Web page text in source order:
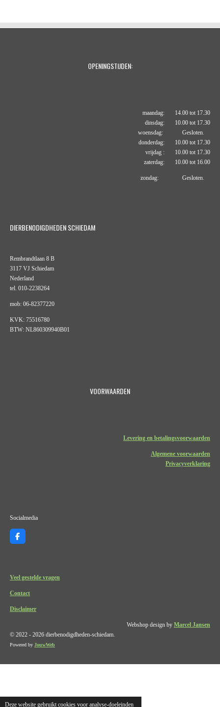
Deze website gebruikt cookies voor analyse-doeleinden
OPENINGSTIJDEN:
maandag: 14.00 tot 17.30
dinsdag: 10.00 tot 17.30
woensdag: Gesloten.
donderdag: 10.00 tot 17.30
vrijdag : 10.00 tot 17.30
zaterdag: 10.00 tot 16.00
zondag: Gesloten.
DIERBENODIGDHEDEN SCHIEDAM
Rembrandtlaan 8 B
3117 VJ Schiedam
Nederland
tel. 010-2238264
mob: 06-82377220
KVK: 75516780
BTW: NL860309940B01
VOORWAARDEN
Levering en betalingsvoorwaarden
Algemene voorwaarden
Privacyverklaring
Socialmedia
F
a
o
Veel gestelde vragen
Contact
Disclaimer
Webshop design by Marcel Jansen
© 2022 - 2026 dierbenodigdheden-schiedam.
Powered by JouwWeb